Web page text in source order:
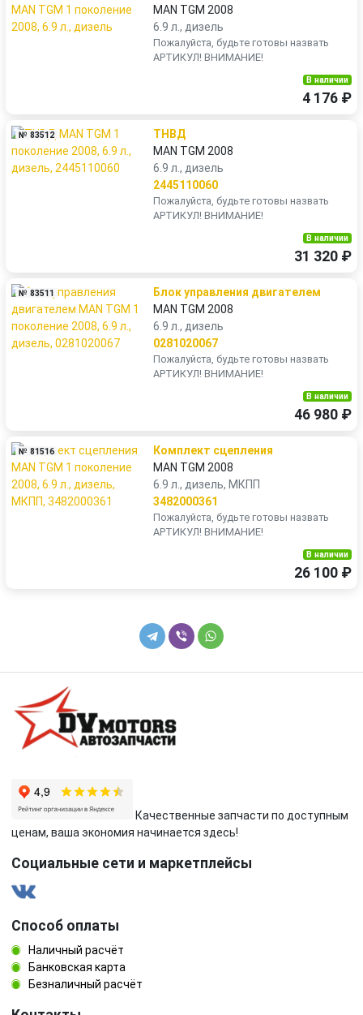
MAN TGM 2008
6.9 л., дизель
Пожалуйста, будьте готовы назвать
АРТИКУЛ! ВНИМАНИЕ!
В наличии
4 176 ₽
№ 83512
ТНВД
MAN TGM 2008
6.9 л., дизель
2445110060
Пожалуйста, будьте готовы назвать
АРТИКУЛ! ВНИМАНИЕ!
В наличии
31 320 ₽
№ 83511
Блок управления двигателем
MAN TGM 2008
6.9 л., дизель
0281020067
Пожалуйста, будьте готовы назвать
АРТИКУЛ! ВНИМАНИЕ!
В наличии
46 980 ₽
№ 81516
Комплект сцепления
MAN TGM 2008
6.9 л., дизель, МКПП
3482000361
Пожалуйста, будьте готовы назвать
АРТИКУЛ! ВНИМАНИЕ!
В наличии
26 100 ₽
Качественные запчасти по доступным
ценам, ваша экономия начинается здесь!
Социальные сети и маркетплейсы
Способ оплаты
Наличный расчёт
Банковская карта
Безналичный расчёт